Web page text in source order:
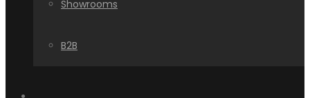
Showrooms
B2B